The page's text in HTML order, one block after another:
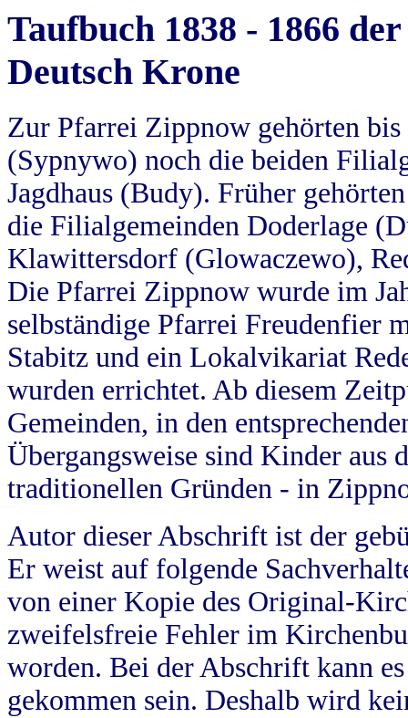
Taufbuch 1838 - 1866
Deutsch Krone
Zur Pfarrei Zippnow gehörten
(Sypnywo) noch die beiden
Jagdhaus (Budy). Früher
die Filialgemeinden Doderlage
Klawittersdorf (Glowaczewo),
Die Pfarrei Zippnow wurde im
selbständige Pfarrei Freudenfier
Stabitz und ein Lokalvikariat
wurden errichtet. Ab diesem
Gemeinden, in den
Übergangsweise sind Kinder aus
traditionellen Gründen - in
Autor dieser Abschrift ist der
Er weist auf folgende
von einer Kopie des Original-
zweifelsfreie Fehler im
worden. Bei der Abschrift kann
gekommen sein. Deshalb wird